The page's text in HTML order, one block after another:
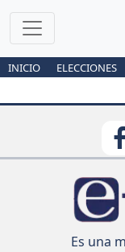
INICIO ELECCIONES
Es una